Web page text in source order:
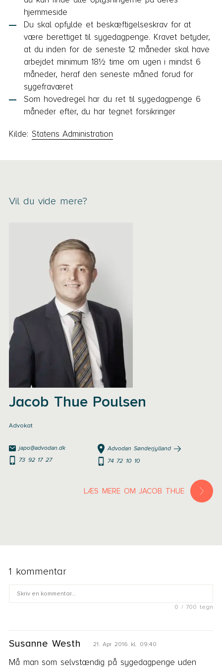
hjemmeside
Du skal opfylde et beskæftigelseskrav for at
være berettiget til sygedagpenge. Kravet betyder,
at du inden for de seneste 12 måneder skal have
arbejdet minimum 18½ time om ugen i mindst 6
måneder, heraf den seneste måned forud for
sygefraværet
Som hovedregel har du ret til sygedagpenge 6
måneder efter, du har tegnet forsikringer
Kilde: Statens Administration
Vil du vide mere?
Jacob Thue Poulsen
Advokat
japo@advodan.dk
73 92 17 27
Advodan Sønderjylland
74 72 10 10
LÆS MERE OM JACOB THUE
1 kommentar
0 / 700 tegn
Fornavn
E-mail
Susanne Westh 21. Apr 2016 kl. 09:40
Må man som selvstændig på sygedagpenge uden